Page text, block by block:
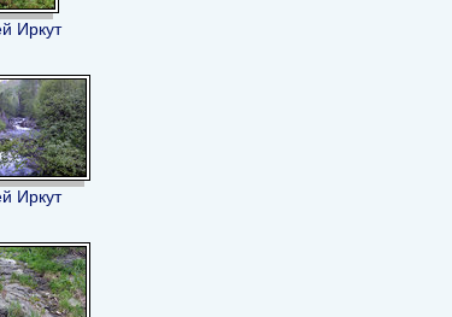
Иркут
Иркут